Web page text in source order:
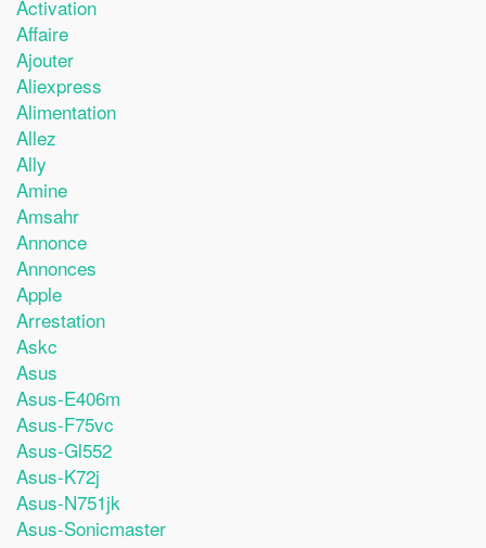
Activation
Affaire
Ajouter
Aliexpress
Alimentation
Allez
Ally
Amine
Amsahr
Annonce
Annonces
Apple
Arrestation
Askc
Asus
Asus-E406m
Asus-F75vc
Asus-Gl552
Asus-K72j
Asus-N751jk
Asus-Sonicmaster